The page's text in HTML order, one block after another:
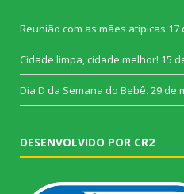
Reunião com as mães atípicas 17
Cidade limpa, cidade melhor! 15
Dia D da Semana do Bebê. 29 de
DESENVOLVIDO POR CR2